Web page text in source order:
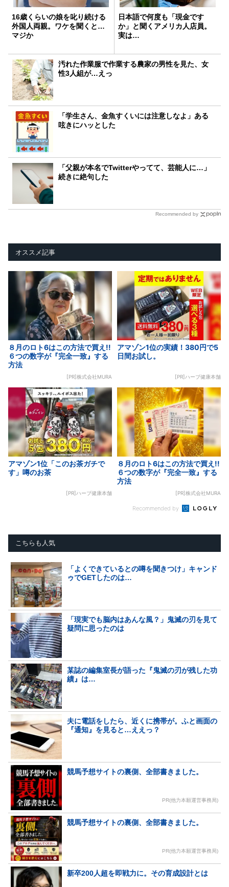
16歳くらいの娘を叱り続ける
外国人両親。ワケを聞くと…
マジか
日本語で何度も「現金です
か」と聞くアメリカ人店員。
実は…
汚れた作業服で作業する農家の男性を見た、女
性3人組が…えっ
「学生さん、金魚すくいには注意しなよ」ある
呟きにハッとした
「父親が本名でTwitterやってて、芸能人に…」
続きに絶句した
Recommended by
オススメ記事
８月のロト6はこの方法で買え!!
６つの数字が『完全一致』する
方法
[PR]株式会社MURA
アマゾン1位の実績！380円で5
日間お試し。
[PR]ハーブ健康本舗
アマゾン1位「このお茶ガチで
す」噂のお茶
[PR]ハーブ健康本舗
８月のロト6はこの方法で買え!!
６つの数字が『完全一致』する
方法
[PR]株式会社MURA
Recommended by
こちらも人気
「よくできているとの噂を聞きつけ」キャンド
ゥでGETしたのは…
「現実でも脳内はあんな風？」鬼滅の刃を見て
疑問に思ったのは
某誌の編集室長が語った『鬼滅の刃が残した功
績』は…
夫に電話をしたら、近くに携帯が。ふと画面の
『通知』を見ると…ええっ？
競馬予想サイトの裏側、全部書きました。
PR(他力本願運営事務局)
競馬予想サイトの裏側、全部書きました。
PR(他力本願運営事務局)
新卒200人超を即戦力に。その育成設計とは